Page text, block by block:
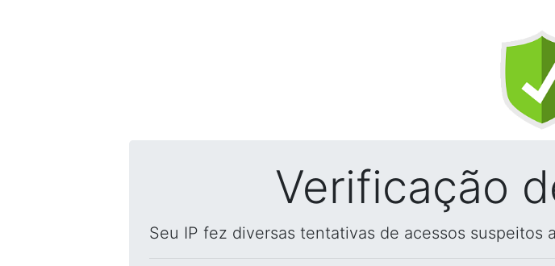
Verificação
Seu IP fez diversas tentativas de acessos suspeitos